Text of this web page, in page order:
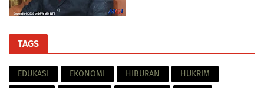
TAGS
EDUKASI EKONOMI HIBURAN
HUKRIM